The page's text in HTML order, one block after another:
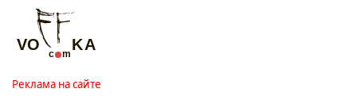
Реклама на сайте